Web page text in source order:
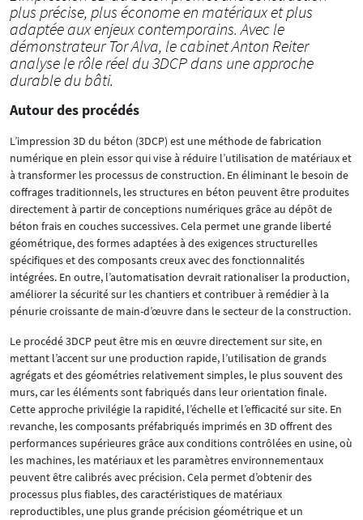
plus précise, plus économe en matériaux et plus
adaptée aux enjeux contemporains. Avec le
démonstrateur Tor Alva, le cabinet Anton Reiter
analyse le rôle réel du 3DCP dans une approche
durable du bâti.
Autour des procédés
L’impression 3D du béton (3DCP) est une méthode de fabrication
numérique en plein essor qui vise à réduire l’utilisation de matériaux et
à transformer les processus de construction. En éliminant le besoin de
coffrages traditionnels, les structures en béton peuvent être produites
directement à partir de conceptions numériques grâce au dépôt de
béton frais en couches successives. Cela permet une grande liberté
géométrique, des formes adaptées à des exigences structurelles
spécifiques et des composants creux avec des fonctionnalités
intégrées. En outre, l’automatisation devrait rationaliser la production,
améliorer la sécurité sur les chantiers et contribuer à remédier à la
pénurie croissante de main-d’œuvre dans le secteur de la construction.
Le procédé 3DCP peut être mis en œuvre directement sur site, en
mettant l’accent sur une production rapide, l’utilisation de grands
agrégats et des géométries relativement simples, le plus souvent des
murs, car les éléments sont fabriqués dans leur orientation finale.
Cette approche privilégie la rapidité, l’échelle et l’efficacité sur site. En
revanche, les composants préfabriqués imprimés en 3D offrent des
performances supérieures grâce aux conditions contrôlées en usine, où
les machines, les matériaux et les paramètres environnementaux
peuvent être calibrés avec précision. Cela permet d’obtenir des
processus plus fiables, des caractéristiques de matériaux
reproductibles, une plus grande précision géométrique et un